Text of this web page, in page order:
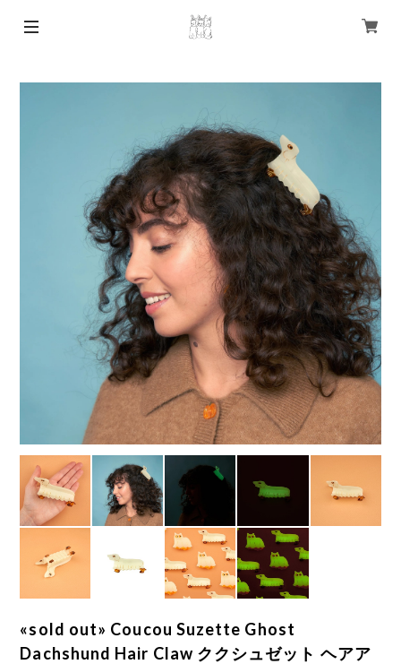
«sold out» Coucou Suzette Ghost
Dachshund Hair Claw ククシュゼット ヘアア